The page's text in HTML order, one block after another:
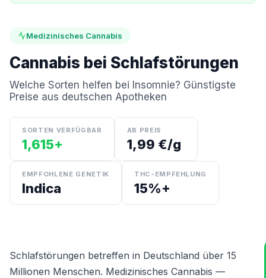
Medizinisches Cannabis
Cannabis bei Schlafstörungen
Welche Sorten helfen bei Insomnie? Günstigste
Preise aus deutschen Apotheken
SORTEN VERFÜGBAR
1,615+
AB PREIS
1,99 €/g
EMPFOHLENE GENETIK
Indica
THC-EMPFEHLUNG
15%+
Schlafstörungen betreffen in Deutschland über 15
Millionen Menschen. Medizinisches Cannabis —